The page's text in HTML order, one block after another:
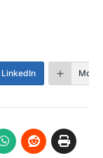
LinkedIn More